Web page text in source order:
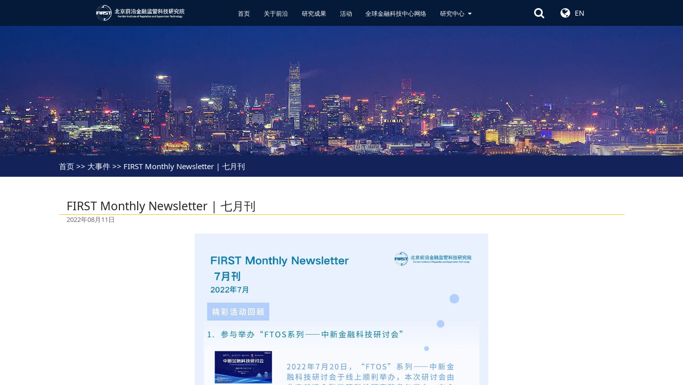
首页 关于前沿 研究成果 活动 全球金融科技中心网络 研究中心 EN
首页>> 大事件 >> FIRST Monthly Newsletter | 七月刊
FIRST Monthly Newsletter | 七月刊
2022年08月11日